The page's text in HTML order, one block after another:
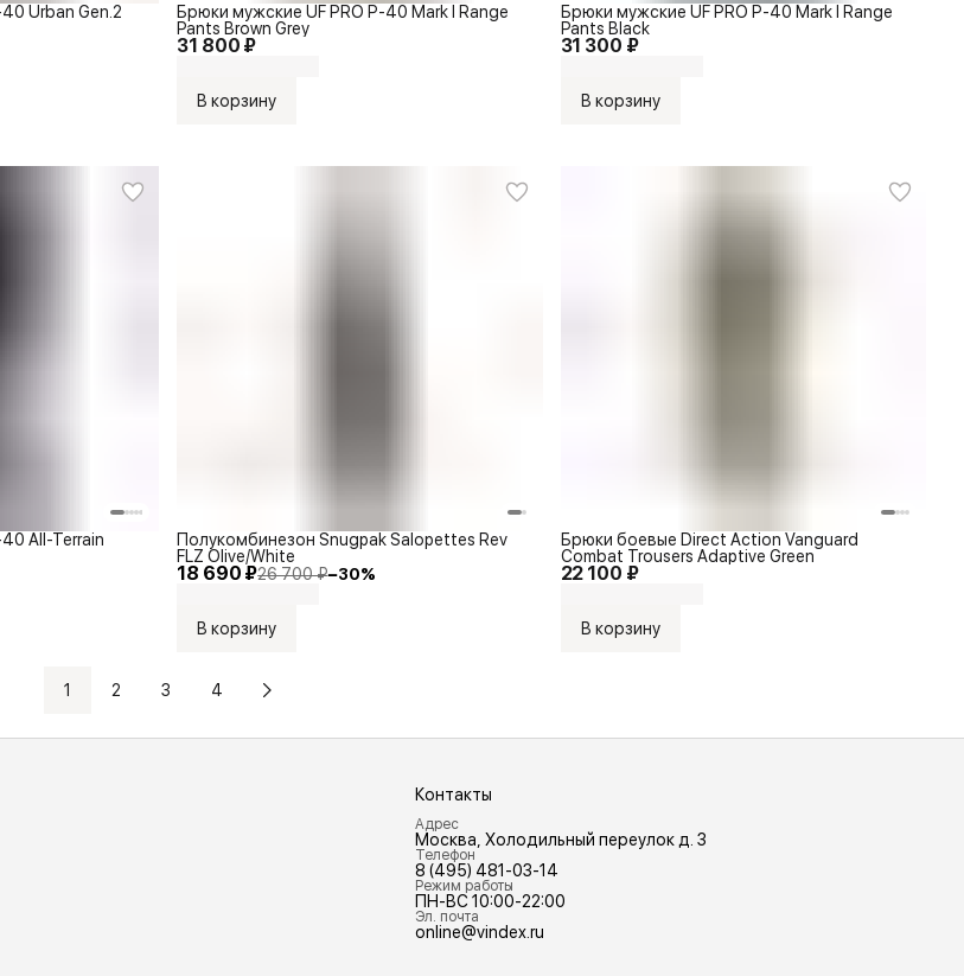
Urban Gen.2
31 800 ₽
Брюки мужские UF PRO P-40 Mark I Range
Pants Brown Grey
В корзину
31 300 ₽
Брюки мужские UF PRO P-40 Mark I Range
Pants Black
В корзину
All-Terrain
18 690 ₽26 700 ₽−30%
Полукомбинезон Snugpak Salopettes Rev
FLZ Olive/White
В корзину
22 100 ₽
Брюки боевые Direct Action Vanguard
Combat Trousers Adaptive Green
В корзину
1 2 3 4
Контакты
Адрес
Москва, Холодильный переулок д. 3
Телефон
8 (495) 481-03-14
Режим работы
ПН-ВС 10:00-22:00
Эл. почта
online@vindex.ru